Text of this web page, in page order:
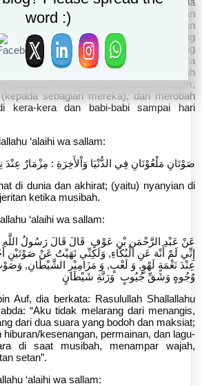
dari umatku akan menghalalkan
sutera, khamr, dan alat-alat musik. Dan
benar-benar akan singgah ke lereng
binatang ternak mereka. Seorang yang
untuk satu keperluan, lalu mereka
kepada kami besok,” kemudian Allah
kepada mereka di waktu malam,
sebagian mereka), dan merobah
kera-kera dan babi-babi sampai hari
‘alaihi wa sallam:
صَوْتَانِ مَلْعُوْنَانِ فِي الدُّنْيَا وَاْلأَخِرَةِ : مِزْمَارٌ
di dunia dan akhirat; (yaitu) nyanyian di
ketika musibah.
‘alaihi wa sallam:
عَنْ عَبْدِ الرَّحْمَنِ بْنِ عَوْفٍ قَالَ قَالَ رَسُولُ اللَّهِ
إِنِّي لَمْ أَنْهَ عَنِ الْبُكَاءِ, وَلَكِنِّي نَهَيْتُ عَنْ
عِنْدَ نَغْمَةٍ لَهْوٍ, وَ لَعْبٍ, وَ مَزَامِيْرِ الشَّيْطَانِ,
وُجُوهٍ وَشَقِّ جُيُوبٍ وَرَنَّةِ شَيْطَانٍ
Auf, dia berkata: Rasulullah Shallallahu
“Aku tidak melarang dari menangis,
dari dua suara yang bodoh dan maksiat;
kesenangan, permainan, dan lagu-
di saat musibah, menampar wajah,
setan”.
‘alaihi wa sallam:
word :)